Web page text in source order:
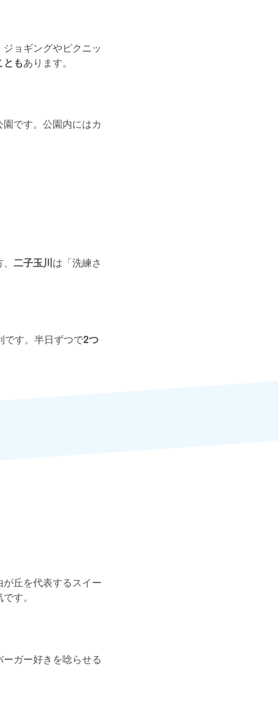
ョギングやピクニッ
もあります。
です。公園内にはカ
二子玉川は「洗練さ
です。半日ずつで2つ
丘を代表するスイー
す。
ガー好きを唸らせる